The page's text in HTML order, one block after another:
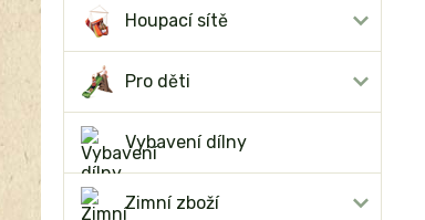
Houpací sítě
Pro děti
Vybavení dílny
Zimní zboží